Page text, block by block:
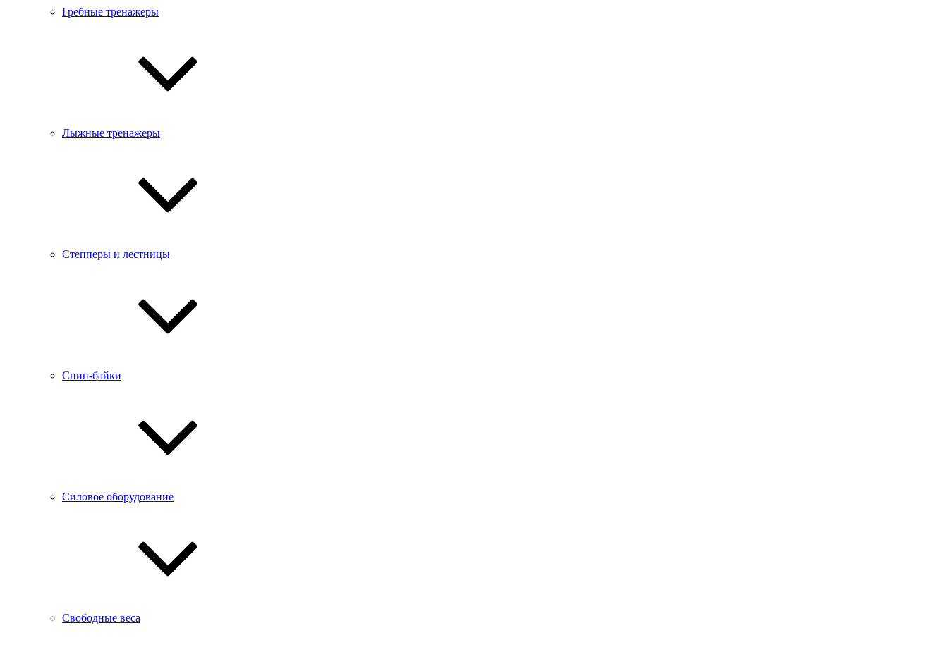
Гребные тренажеры
Лыжные тренажеры
Степперы и лестницы
Спин-байки
Силовое оборудование
Свободные веса